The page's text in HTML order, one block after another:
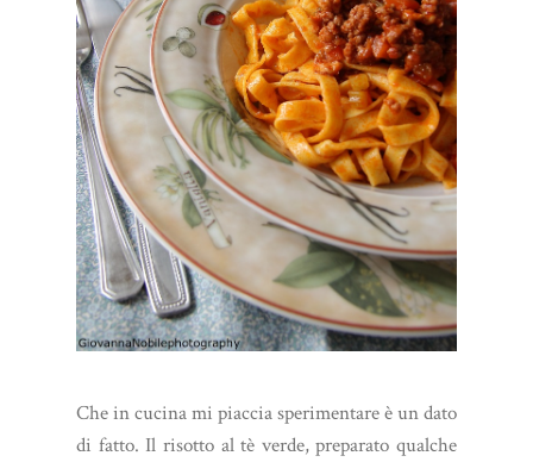
Che in cucina mi piaccia sperimentare è un dato
di fatto. Il risotto al tè verde, preparato qualche